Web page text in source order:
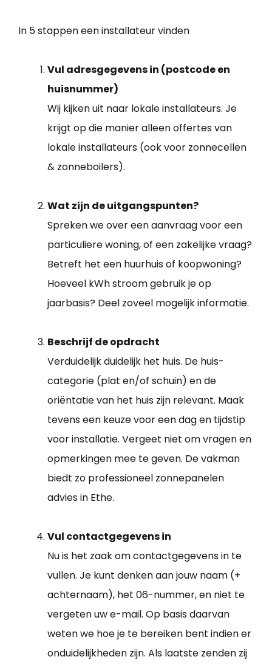
In 5 stappen een installateur vinden
Vul adresgegevens in (postcode en
huisnummer)
Wij kijken uit naar lokale installateurs. Je
krijgt op die manier alleen offertes van
lokale installateurs (ook voor zonnecellen
& zonneboilers).
Wat zijn de uitgangspunten?
Spreken we over een aanvraag voor een
particuliere woning, of een zakelijke vraag?
Betreft het een huurhuis of koopwoning?
Hoeveel kWh stroom gebruik je op
jaarbasis? Deel zoveel mogelijk informatie.
Beschrijf de opdracht
Verduidelijk duidelijk het huis. De huis-
categorie (plat en/of schuin) en de
oriëntatie van het huis zijn relevant. Maak
tevens een keuze voor een dag en tijdstip
voor installatie. Vergeet niet om vragen en
opmerkingen mee te geven. De vakman
biedt zo professioneel zonnepanelen
advies in Ethe.
Vul contactgegevens in
Nu is het zaak om contactgegevens in te
vullen. Je kunt denken aan jouw naam (+
achternaam), het 06-nummer, en niet te
vergeten uw e-mail. Op basis daarvan
weten we hoe je te bereiken bent indien er
onduidelijkheden zijn. Als laatste zenden zij